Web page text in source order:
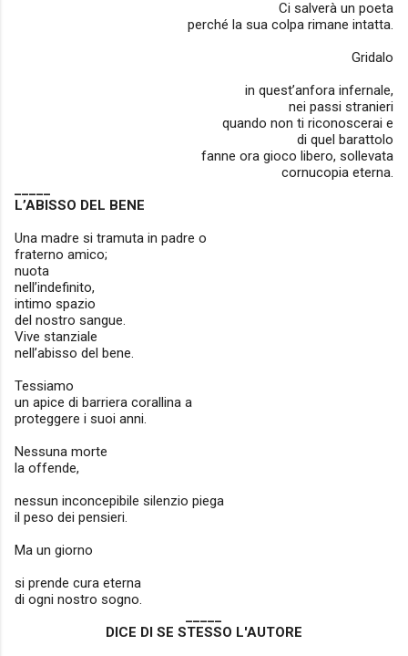
Ci salverà un poeta
perché la sua colpa rimane intatta.
Gridalo
in quest’anfora infernale,
nei passi stranieri
quando non ti riconoscerai e
di quel barattolo
fanne ora gioco libero, sollevata
cornucopia eterna.
L’ABISSO DEL BENE
Una madre si tramuta in padre o
fraterno amico;
nuota
nell’indefinito,
intimo spazio
del nostro sangue.
Vive stanziale
nell’abisso del bene.
Tessiamo
un apice di barriera corallina a
proteggere i suoi anni.
Nessuna morte
la offende,
nessun inconcepibile silenzio piega
il peso dei pensieri.
Ma un giorno
si prende cura eterna
di ogni nostro sogno.
DICE DI SE STESSO L'AUTORE